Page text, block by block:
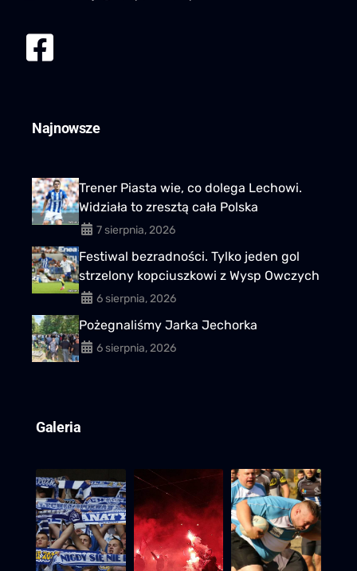
Najnowsze
Trener Piasta wie, co dolega Lechowi.
Widziała to zresztą cała Polska
7 sierpnia, 2026
Festiwal bezradności. Tylko jeden gol
strzelony kopciuszkowi z Wysp Owczych
6 sierpnia, 2026
Pożegnaliśmy Jarka Jechorka
6 sierpnia, 2026
Galeria